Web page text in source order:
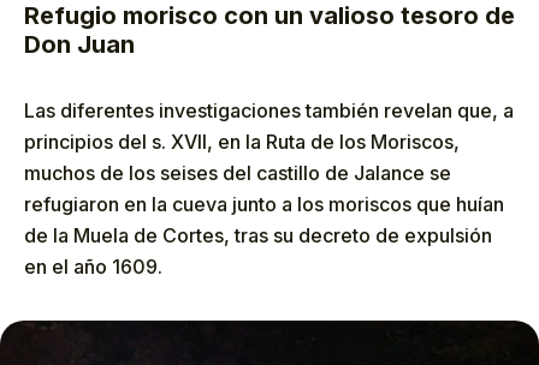
Refugio morisco con un valioso tesoro de
Don Juan
Las diferentes investigaciones también revelan que, a
principios del s. XVII, en la Ruta de los Moriscos,
muchos de los seises del castillo de Jalance se
refugiaron en la cueva junto a los moriscos que huían
de la Muela de Cortes, tras su decreto de expulsión
en el año 1609.